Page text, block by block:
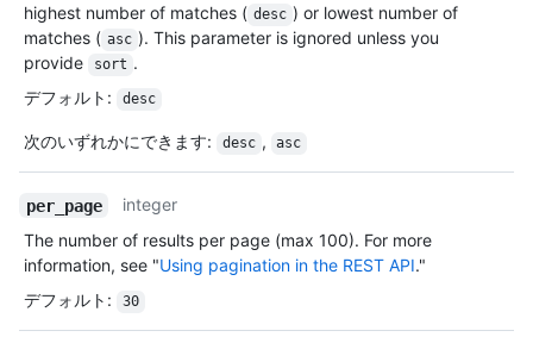
highest number of matches ( desc ) or lowest number of
matches ( asc ). This parameter is ignored unless you
provide
sort .
デフォルト : desc
次のいずれかにできます: desc , asc
per_page
integer
The number of results per page (max 100). For more
information, see "Using pagination in the REST API."
デフォルト : 30